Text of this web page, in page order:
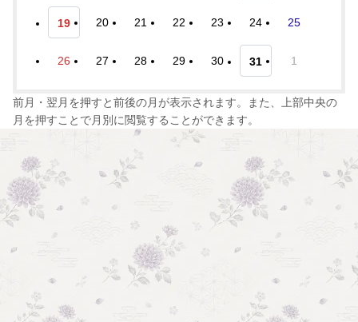
19 20 21 22 23 24 25
26 27 28 29 30 31 1
前月・翌月を押すと前後の月が表示されます。また、上部中央の
月を押すことで月別に閲覧することができます。